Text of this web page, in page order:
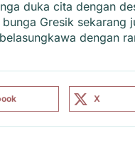
duka cita dengan
Gresik sekarang
dengan
X